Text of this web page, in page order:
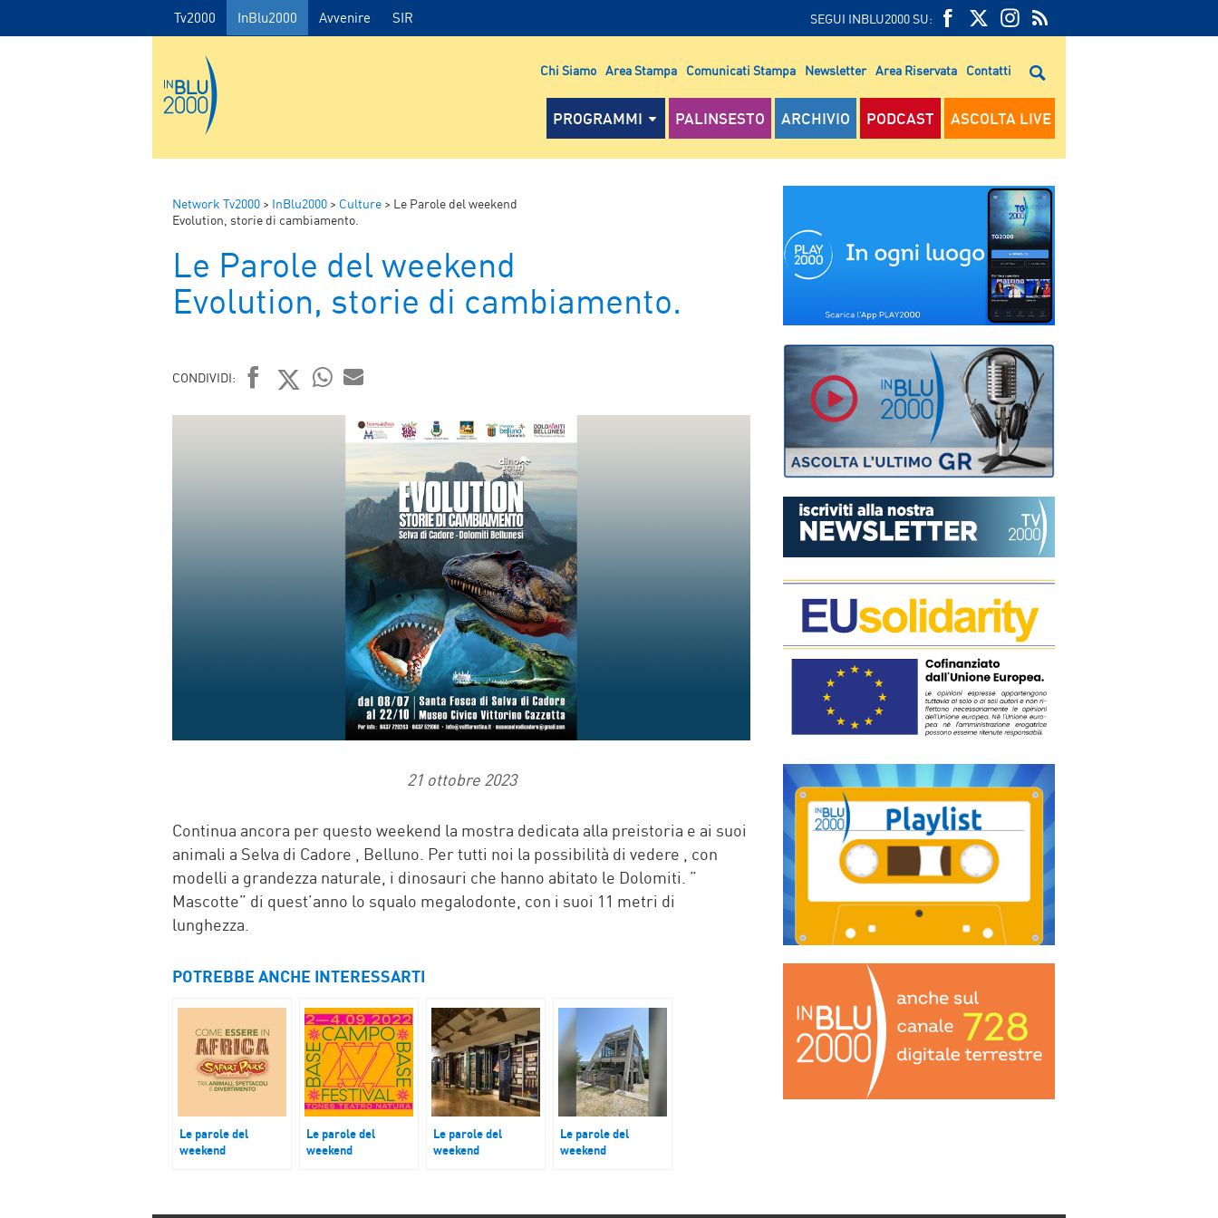
Tv2000 InBlu2000 Avvenire SIR SEGUI INBLU2000 SU:
FEED
RSS
RSS
Chi Siamo Area Stampa Comunicati Stampa Newsletter Area Riservata Contatti
PROGRAMMI PALINSESTO ARCHIVIO PODCAST ASCOLTA LIVE
Network Tv2000 > InBlu2000 > Culture > Le Parole del weekend
Evolution, storie di cambiamento.
Le Parole del weekend
Evolution, storie di cambiamento.
CONDIVIDI:
FACEBOOK
TWITTER
WHATSAPP
MAIL
21 ottobre 2023
Continua ancora per questo weekend la mostra dedicata alla preistoria e ai suoi
animali a Selva di Cadore , Belluno. Per tutti noi la possibilità di vedere , con
modelli a grandezza naturale, i dinosauri che hanno abitato le Dolomiti. ”
Mascotte” di quest’anno lo squalo megalodonte, con i suoi 11 metri di
lunghezza.
POTREBBE ANCHE INTERESSARTI
Le parole del
weekend
Le parole del
weekend
Le parole del
weekend
Le parole del
weekend